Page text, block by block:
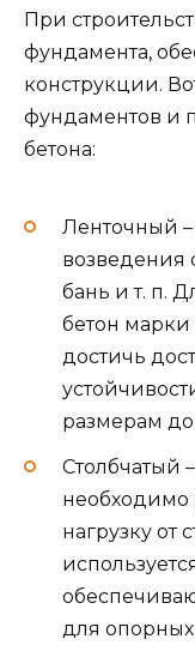
При
фундамента,
конструкции.
фундаментов и
бетона:
Ленточный
возведения
бань и т. п.
бетон
достичь
размерам
Столбчатый
необходимо
нагрузку от
для